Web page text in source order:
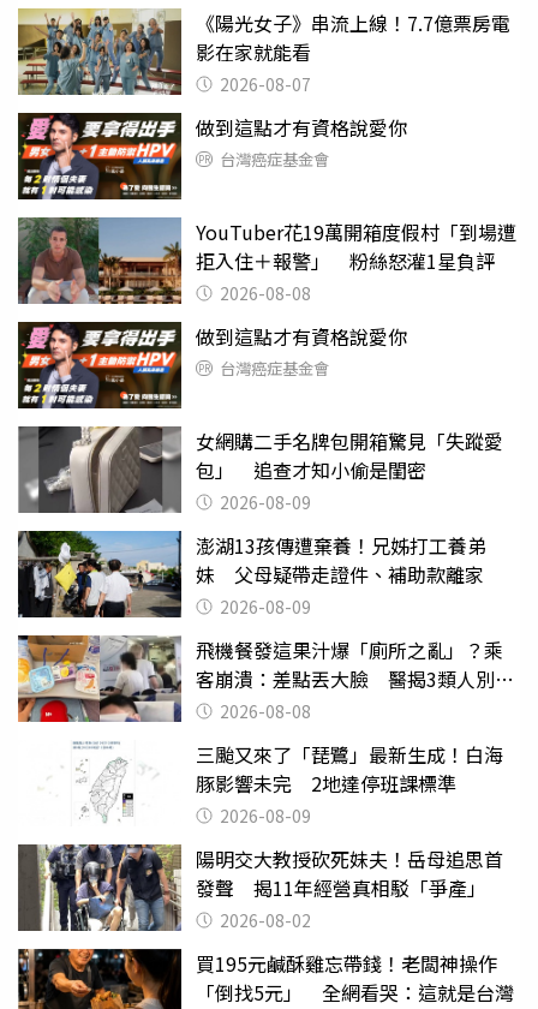
《陽光女子》串流上線！7.7億票房電
影在家就能看
2026-08-07
做到這點才有資格說愛你
台灣癌症基金會
YouTuber花19萬開箱度假村「到場遭
拒入住＋報警」 粉絲怒灌1星負評
2026-08-08
做到這點才有資格說愛你
台灣癌症基金會
女網購二手名牌包開箱驚見「失蹤愛
包」 追查才知小偷是閨密
2026-08-09
澎湖13孩傳遭棄養！兄姊打工養弟
妹 父母疑帶走證件、補助款離家
2026-08-09
飛機餐發這果汁爆「廁所之亂」？乘
客崩潰：差點丟大臉 醫揭3類人別亂
喝 2026-08-08
三颱又來了「琵鷺」最新生成！白海
豚影響未完 2地達停班課標準
2026-08-09
陽明交大教授砍死妹夫！岳母追思首
發聲 揭11年經營真相駁「爭產」
2026-08-02
買195元鹹酥雞忘帶錢！老闆神操作
「倒找5元」 全網看哭：這就是台灣